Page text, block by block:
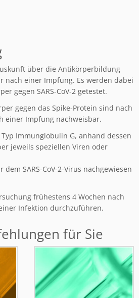
über die Antikörperbildung
nach einer Impfung. Es werden dabei
gegen SARS-CoV-2 getestet.
gegen das Spike-Protein sind nach
einer Impfung nachweisbar.
Immunglobulin G, anhand dessen
jeweils speziellen Viren oder
SARS-CoV-2-Virus nachgewiesen
frühestens 4 Wochen nach
Infektion durchzuführen.
für Sie